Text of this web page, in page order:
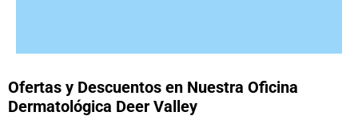
Ofertas y Descuentos en Nuestra Oficina
Dermatológica Deer Valley